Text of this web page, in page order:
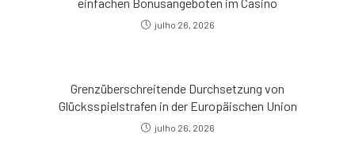
julho 26, 2026
Grenzüberschreitende Durchsetzung von
Glücksspielstrafen in der Europäischen Union
julho 26, 2026